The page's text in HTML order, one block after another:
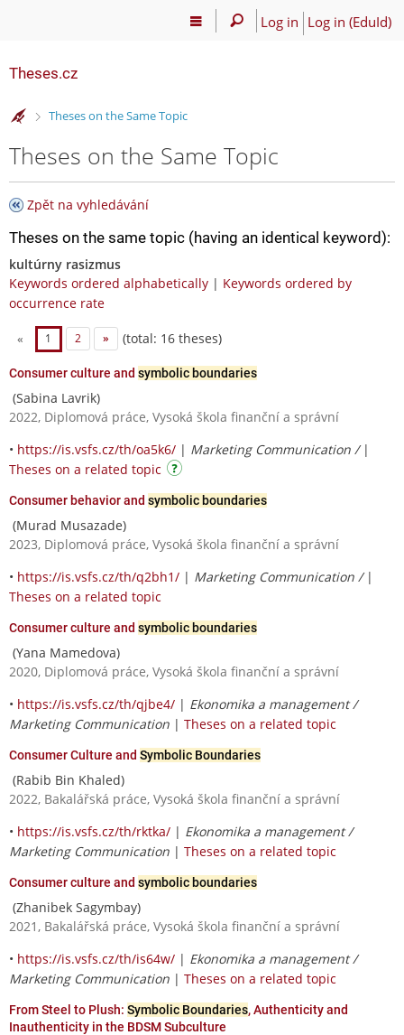
Log in Log in (EduId)
Theses.cz
>
Theses on the Same Topic
Theses on the Same Topic
Zpět na vyhledávání
Theses on the same topic (having an identical keyword):
kultúrny rasizmus
Keywords ordered alphabetically | Keywords ordered by
occurrence rate
« 1 2 » (total: 16 theses)
Consumer culture and symbolic boundaries
(Sabina Lavrik)
2022, Diplomová práce, Vysoká škola finanční a správní
• https://is.vsfs.cz/th/oa5k6/ | Marketing Communication / |
Theses on a related topic
Consumer behavior and symbolic boundaries
(Murad Musazade)
2023, Diplomová práce, Vysoká škola finanční a správní
• https://is.vsfs.cz/th/q2bh1/ | Marketing Communication / |
Theses on a related topic
Consumer culture and symbolic boundaries
(Yana Mamedova)
2020, Diplomová práce, Vysoká škola finanční a správní
• https://is.vsfs.cz/th/qjbe4/ | Ekonomika a management /
Marketing Communication | Theses on a related topic
Consumer Culture and Symbolic Boundaries
(Rabib Bin Khaled)
2022, Bakalářská práce, Vysoká škola finanční a správní
• https://is.vsfs.cz/th/rktka/ | Ekonomika a management /
Marketing Communication | Theses on a related topic
Consumer culture and symbolic boundaries
(Zhanibek Sagymbay)
2021, Bakalářská práce, Vysoká škola finanční a správní
• https://is.vsfs.cz/th/is64w/ | Ekonomika a management /
Marketing Communication | Theses on a related topic
From Steel to Plush: Symbolic Boundaries, Authenticity and
Inauthenticity in the BDSM Subculture